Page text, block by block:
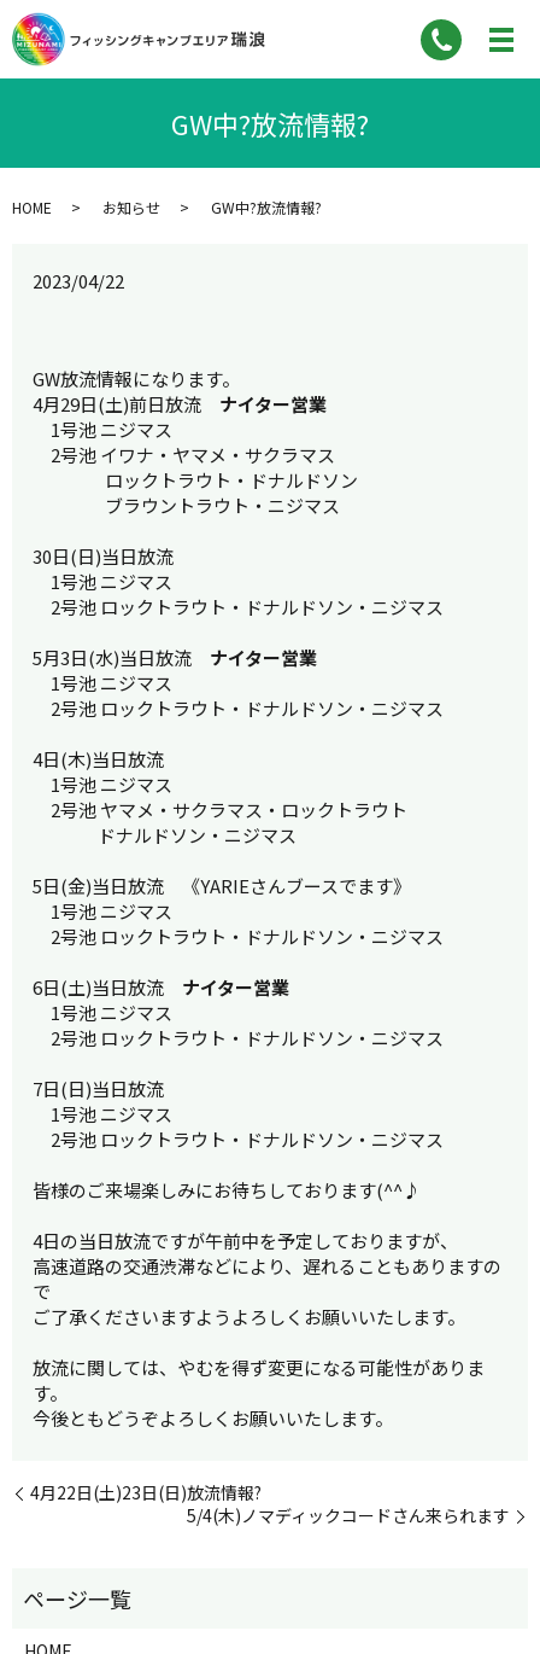
GW中?放流情報?
HOME お知らせ GW中?放流情報?
2023/04/22
GW放流情報になります。
4月29日(土)前日放流 ナイター営業
1号池 ニジマス
2号池 イワナ・ヤマメ・サクラマス
ロックトラウト・ドナルドソン
ブラウントラウト・ニジマス
30日(日)当日放流
1号池 ニジマス
2号池 ロックトラウト・ドナルドソン・ニジマス
5月3日(水)当日放流 ナイター営業
1号池 ニジマス
2号池 ロックトラウト・ドナルドソン・ニジマス
4日(木)当日放流
1号池 ニジマス
2号池 ヤマメ・サクラマス・ロックトラウト
ドナルドソン・ニジマス
5日(金)当日放流 《YARIEさんブースでます》
1号池 ニジマス
2号池 ロックトラウト・ドナルドソン・ニジマス
6日(土)当日放流 ナイター営業
1号池 ニジマス
2号池 ロックトラウト・ドナルドソン・ニジマス
7日(日)当日放流
1号池 ニジマス
2号池 ロックトラウト・ドナルドソン・ニジマス
皆様のご来場楽しみにお待ちしております(^^♪
4日の当日放流ですが午前中を予定しておりますが、
高速道路の交通渋滞などにより、遅れることもありますの
で
ご了承くださいますようよろしくお願いいたします。
放流に関しては、やむを得ず変更になる可能性がありま
す。
今後ともどうぞよろしくお願いいたします。
4月22日(土)23日(日)放流情報?
5/4(木)ノマディックコードさん来られます